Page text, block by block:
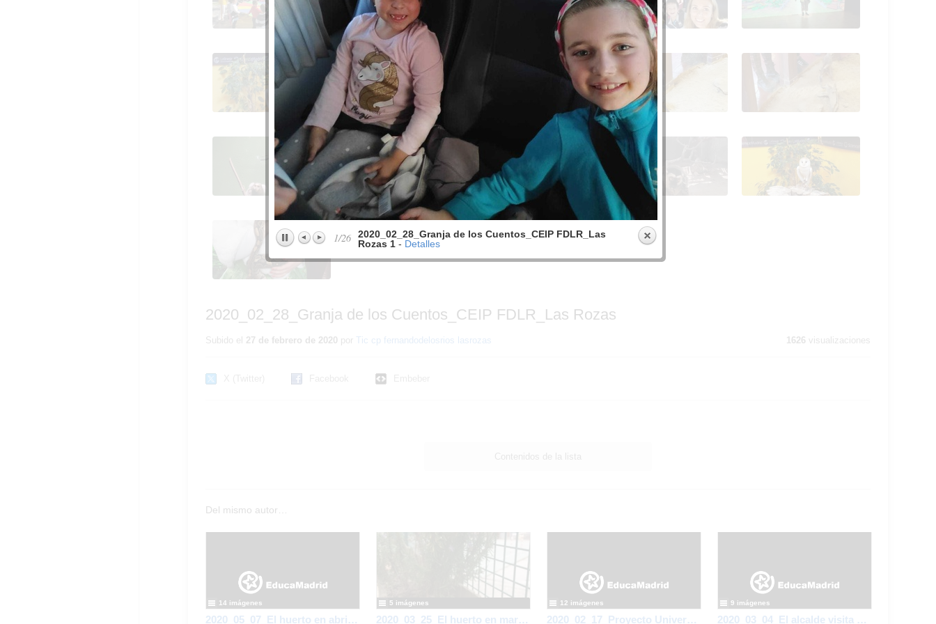
FDLR_Las Rozas 11
FDLR_Las Rozas 12
FDLR_Las Rozas 13
FDLR_Las Rozas 14
FDLR_Las Rozas 15
2020_02_28_Granja de
los Cuentos_CEIP
FDLR_Las Rozas 16
2020_02_28_Granja de
los Cuentos_CEIP
FDLR_Las Rozas 17
2020_02_28_Granja de
los Cuentos_CEIP
2020_02_28_Granja de
los Cuentos_CEIP
FDLR_Las Rozas 19
2020_02_28_Granja de
2020_02_28_Granja de
los Cuentos_CEIP
FDLR_Las Rozas 21
2020_02_28_Granja de
los Cuentos_CEIP
FDLR_Las Rozas 22
2020_02_28_Granja de
los Cuentos_CEIP
FDLR_Las Rozas 24
2020_02_28_Granja de
los Cuentos_CEIP
FDLR_Las Rozas 25
2020_02_28_Granja de
los Cuentos_CEIP
FDLR_Las Rozas 26
2020_02_28_Granja de
los Cuentos_CEIP
FDLR_Las Rozas 27
2020_02_28_Granja de los Cuentos_CEIP FDLR_Las Rozas
Subido el 27 de febrero de 2020 por Tic cp fernandodelosrios lasrozas 1626 visualizaciones
Contenidos de la lista
Del mismo autor…
2020_05_07_El huerto en abril_CEIP FDLR_Las Rozas
14 imágenes
2020_03_25_El huerto en marzo_CEIP FDLR_Las Rozas
5 imágenes
2020_02_17_Proyecto Universo de los monos verdes_CEIP FDLR_Las Rozas
12 imágenes
2020_03_04_El alcalde visita Ed Infantil_CEIP FDLR_Las Rozas
9 imágenes